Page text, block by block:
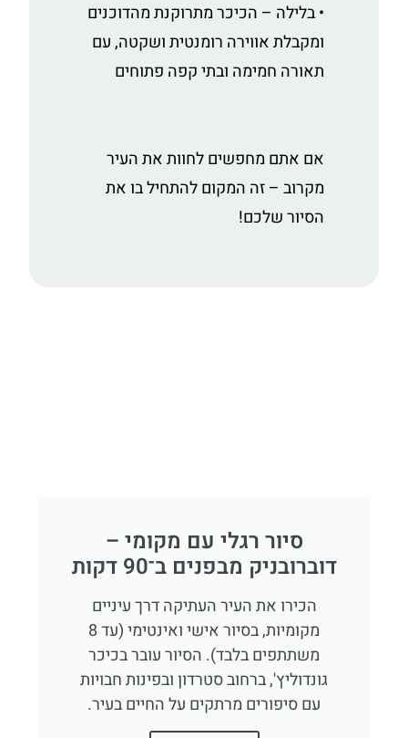
• בלילה – הכיכר מתרוקנת מהדוכנים
ומקבלת אווירה רומנטית ושקטה, עם
תאורה חמימה ובתי קפה פתוחים
אם אתם מחפשים לחוות את העיר
מקרוב – זה המקום להתחיל בו את
הסיור שלכם!
סיור רגלי עם מקומי –
דוברובניק מבפנים ב־90 דקות
הכירו את העיר העתיקה דרך עיניים
מקומיות, בסיור אישי ואינטימי (עד 8
משתתפים בלבד). הסיור עובר בכיכר
גונדוליץ', ברחוב סטרדון ובפינות חבויות
עם סיפורים מרתקים על החיים בעיר.